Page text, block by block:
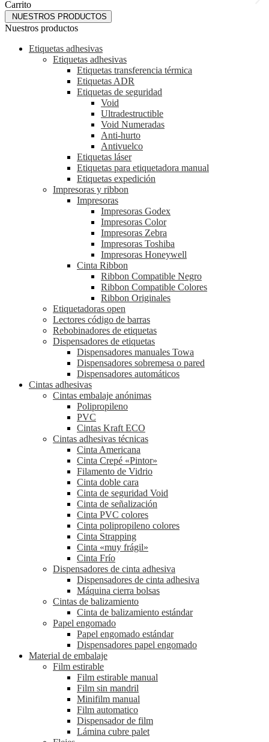
Carrito
NUESTROS PRODUCTOS
Nuestros productos
Etiquetas adhesivas
Etiquetas adhesivas
Etiquetas transferencia térmica
Etiquetas ADR
Etiquetas de seguridad
Void
Ultradestructible
Void Numeradas
Anti-hurto
Antivuelco
Etiquetas láser
Etiquetas para etiquetadora manual
Etiquetas expedición
Impresoras y ribbon
Impresoras
Impresoras Godex
Impresoras Color
Impresoras Zebra
Impresoras Toshiba
Impresoras Honeywell
Cinta Ribbon
Ribbon Compatible Negro
Ribbon Compatible Colores
Ribbon Originales
Etiquetadoras open
Lectores código de barras
Rebobinadores de etiquetas
Dispensadores de etiquetas
Dispensadores manuales Towa
Dispensadores sobremesa o pared
Dispensadores automáticos
Cintas adhesivas
Cintas embalaje anónimas
Polipropileno
PVC
Cintas Kraft ECO
Cintas adhesivas técnicas
Cinta Americana
Cinta Crepé «Pintor»
Filamento de Vidrio
Cinta doble cara
Cinta de seguridad Void
Cinta de señalización
Cinta PVC colores
Cinta polipropileno colores
Cinta Strapping
Cinta «muy frágil»
Cinta Frío
Dispensadores de cinta adhesiva
Dispensadores de cinta adhesiva
Máquina cierra bolsas
Cintas de balizamiento
Cinta de balizamiento estándar
Papel engomado
Papel engomado estándar
Dispensadores papel engomado
Material de embalaje
Film estirable
Film estirable manual
Film sin mandril
Minifilm manual
Film automatico
Dispensador de film
Lámina cubre palet